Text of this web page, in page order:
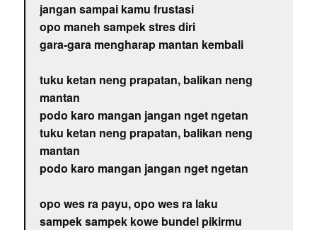
jangan sampai kamu frustasi
opo maneh sampek stres diri
gara-gara mengharap mantan kembali
tuku ketan neng prapatan, balikan neng
mantan
podo karo mangan jangan nget ngetan
tuku ketan neng prapatan, balikan neng
mantan
podo karo mangan jangan nget ngetan
opo wes ra payu, opo wes ra laku
sampek sampek kowe bundel pikirmu